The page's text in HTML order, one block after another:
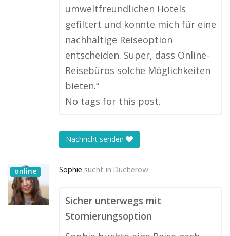
umweltfreundlichen Hotels
gefiltert und konnte mich für eine
nachhaltige Reiseoption
entscheiden. Super, dass Online-
Reisebüros solche Möglichkeiten
bieten.“
No tags for this post.
Nachricht senden
online Sophie sucht in Ducherow
Sicher unterwegs mit
Stornierungsoption